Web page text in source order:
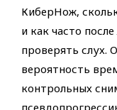
КиберНож,
и как часто
проверять слух.
вероятность
контрольных